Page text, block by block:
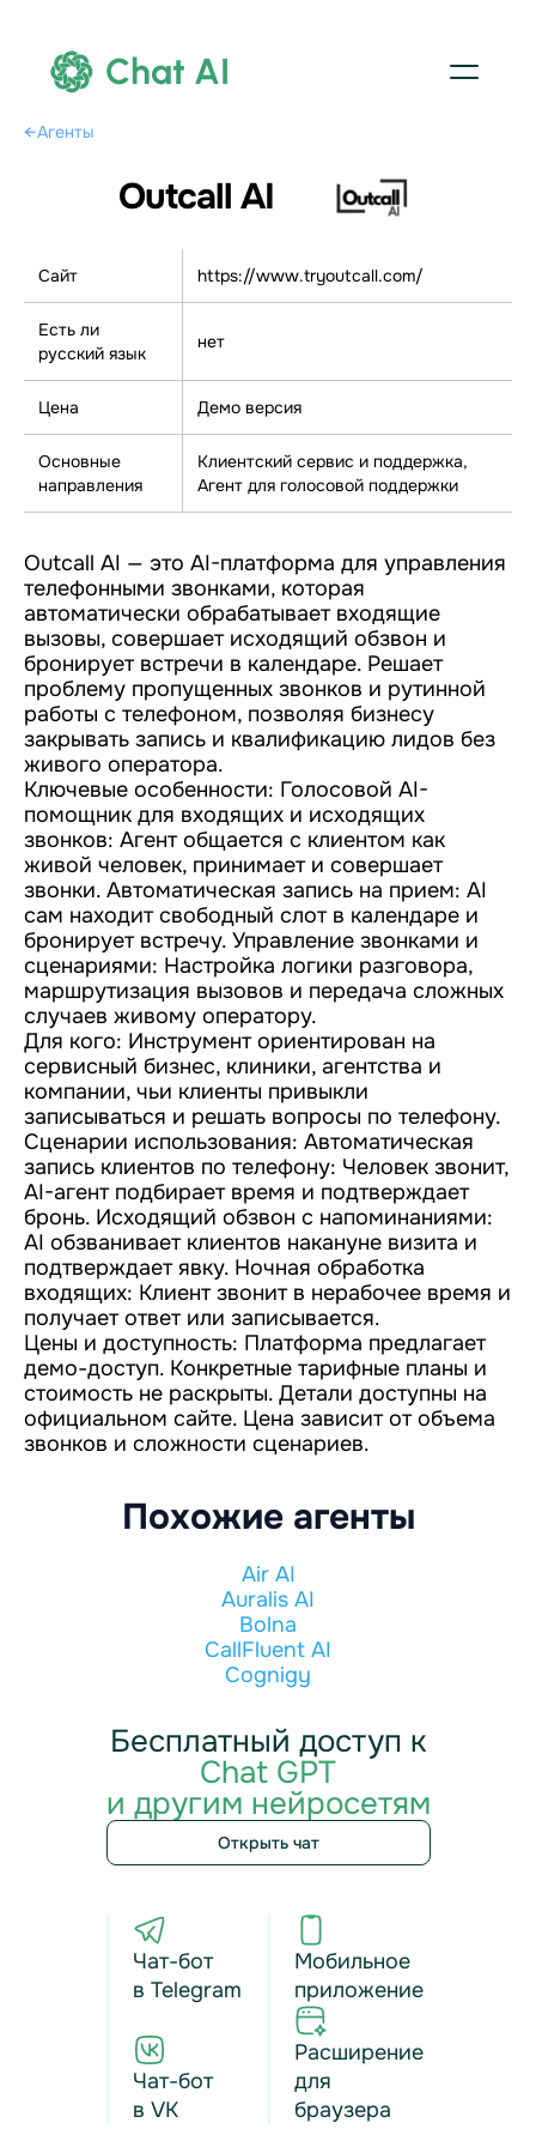
Chat AI
←Агенты
Outcall AI
Сайт https://www.tryoutcall.com/
Есть ли
русский язык
нет
Цена Демо версия
Основные
направления
Клиентский сервис и поддержка,
Агент для голосовой поддержки
Outcall AI — это AI-платформа для управления
телефонными звонками, которая
автоматически обрабатывает входящие
вызовы, совершает исходящий обзвон и
бронирует встречи в календаре. Решает
проблему пропущенных звонков и рутинной
работы с телефоном, позволяя бизнесу
закрывать запись и квалификацию лидов без
живого оператора.
Ключевые особенности: Голосовой AI-
помощник для входящих и исходящих
звонков: Агент общается с клиентом как
живой человек, принимает и совершает
звонки. Автоматическая запись на прием: AI
сам находит свободный слот в календаре и
бронирует встречу. Управление звонками и
сценариями: Настройка логики разговора,
маршрутизация вызовов и передача сложных
случаев живому оператору.
Для кого: Инструмент ориентирован на
сервисный бизнес, клиники, агентства и
компании, чьи клиенты привыкли
записываться и решать вопросы по телефону.
Сценарии использования: Автоматическая
запись клиентов по телефону: Человек звонит,
AI-агент подбирает время и подтверждает
бронь. Исходящий обзвон с напоминаниями:
AI обзванивает клиентов накануне визита и
подтверждает явку. Ночная обработка
входящих: Клиент звонит в нерабочее время и
получает ответ или записывается.
Цены и доступность: Платформа предлагает
демо-доступ. Конкретные тарифные планы и
стоимость не раскрыты. Детали доступны на
официальном сайте. Цена зависит от объема
звонков и сложности сценариев.
Похожие агенты
Air AI
Auralis AI
Bolna
CallFluent AI
Cognigy
Бесплатный доступ к
Chat GPT
и другим нейросетям
Открыть чат
Чат-бот
в Telegram
Чат-бот
в VK
Мобильное
приложение
Расширение
для
браузера